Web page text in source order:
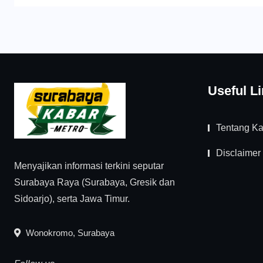
Menyajikan informasi terkini seputar
Surabaya Raya (Surabaya, Gresik dan
Sidoarjo), serta Jawa Timur.
Wonokromo, Surabaya
Useful
Tentang
Disclaimer